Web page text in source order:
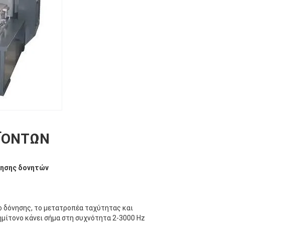
δονητών
δόνησης, το μετατροπέα ταχύτητας και
κάνει σήμα στη συχνότητα 2-3000 Hz